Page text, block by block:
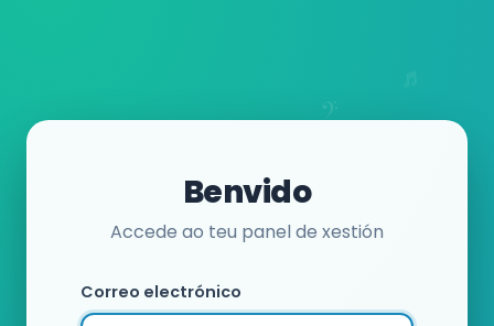
Benvido
Accede ao teu panel de xestión
Correo electrónico